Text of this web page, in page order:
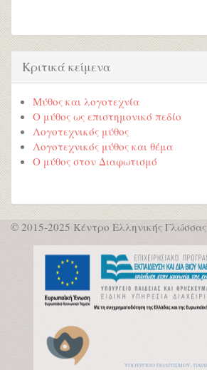
Κριτικά κείμενα
Μύθος και λογοτεχνία
Ο μύθος ως επιστημονικό πεδίο
Λογοτεχνικός μύθος
Λογοτεχνικός μύθος και θέμα
Ο μύθος στον Διαφωτισμό
© 2015-2025 Κέντρο Ελληνικής Γλώσσας